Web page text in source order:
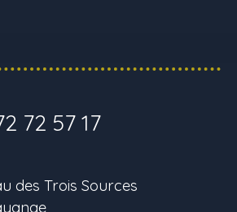
72 57 17
des Trois Sources